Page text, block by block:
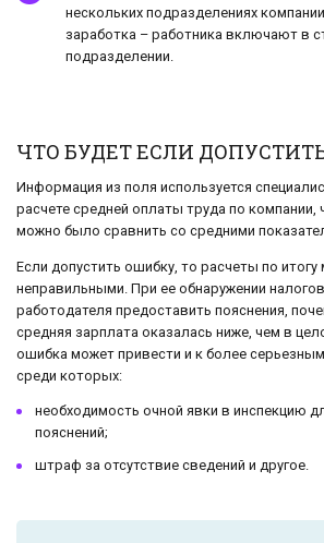
нескольких подразделениях
заработка – работника включают в
подразделении.
ЧТО БУДЕТ ЕСЛИ
Информация из поля используется
расчете средней оплаты труда по
можно было сравнить со средними
Если допустить ошибку, то расчеты по итогу
неправильными. При ее обнаружении
работодателя предоставить пояснения,
средняя зарплата оказалась ниже, чем в
ошибка может привести и к более
среди которых:
необходимость очной явки в инспекцию
пояснений;
штраф за отсутствие сведений и другое.